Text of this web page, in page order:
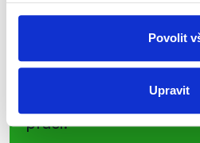
Povolit
Upravit
Sociální sítě
příspěvků přátelům
práci.